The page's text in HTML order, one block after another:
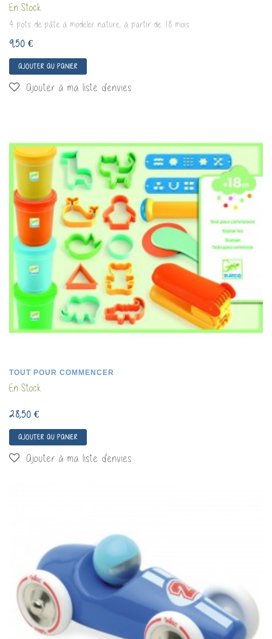
En Stock
4 pots de pâte à modeler nature, à partir de 18 mois
9,50 €
AJOUTER AU PANIER
Ajouter à ma liste d'envies
TOUT POUR COMMENCER
En Stock
28,50 €
AJOUTER AU PANIER
Ajouter à ma liste d'envies